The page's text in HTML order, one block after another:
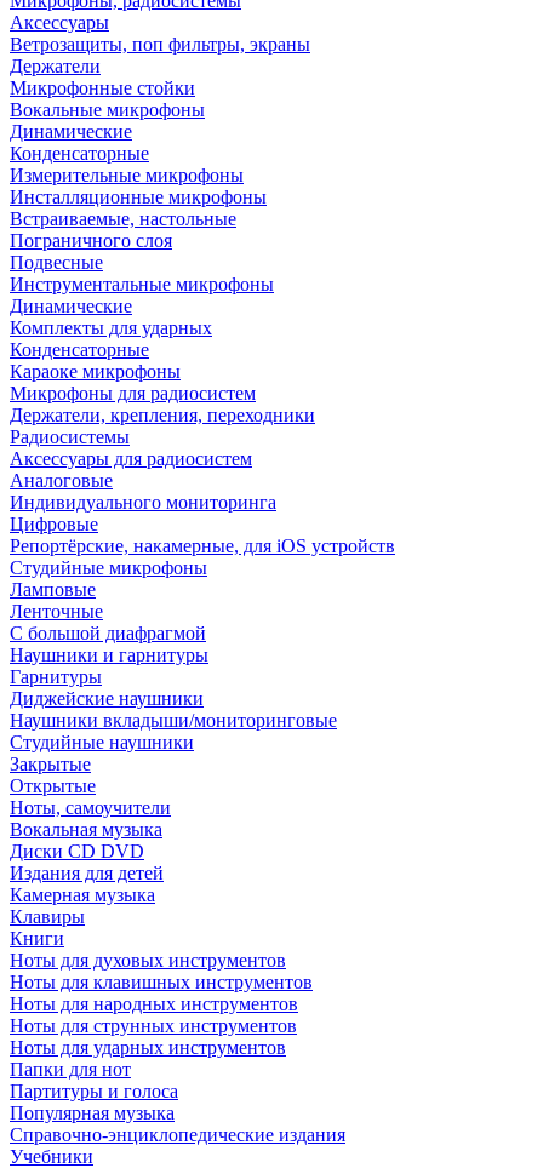
Аксессуары
Ветрозащиты, поп фильтры, экраны
Держатели
Микрофонные стойки
Вокальные микрофоны
Динамические
Конденсаторные
Измерительные микрофоны
Инсталляционные микрофоны
Встраиваемые, настольные
Пограничного слоя
Подвесные
Инструментальные микрофоны
Динамические
Комплекты для ударных
Конденсаторные
Караоке микрофоны
Микрофоны для радиосистем
Держатели, крепления, переходники
Радиосистемы
Аксессуары для радиосистем
Аналоговые
Индивидуального мониторинга
Цифровые
Репортёрские, накамерные, для iOS устройств
Студийные микрофоны
Ламповые
Ленточные
С большой диафрагмой
Наушники и гарнитуры
Гарнитуры
Диджейские наушники
Наушники вкладыши/мониторинговые
Студийные наушники
Закрытые
Открытые
Ноты, самоучители
Вокальная музыка
Диски CD DVD
Издания для детей
Камерная музыка
Клавиры
Книги
Ноты для духовых инструментов
Ноты для клавишных инструментов
Ноты для народных инструментов
Ноты для струнных инструментов
Ноты для ударных инструментов
Папки для нот
Партитуры и голоса
Популярная музыка
Справочно-энциклопедические издания
Учебники